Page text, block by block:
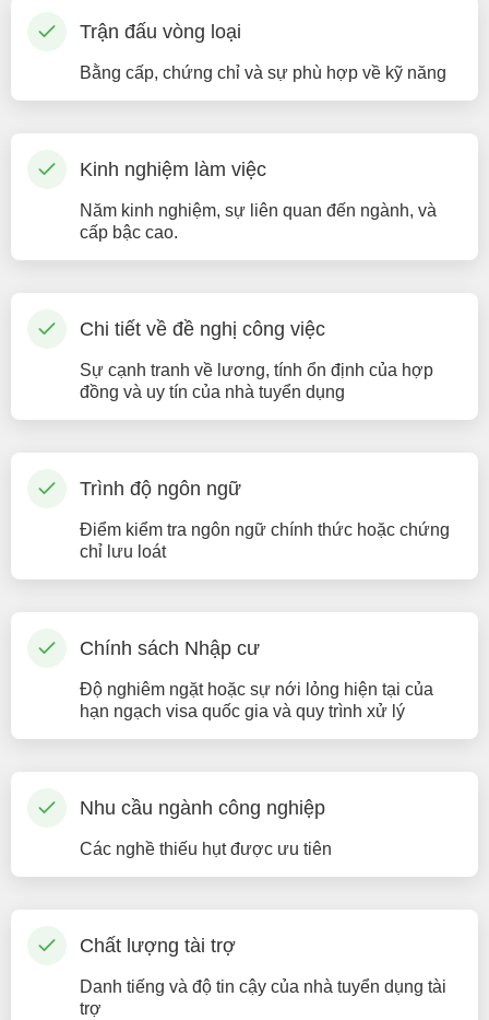
Trận đấu vòng loại
Bằng cấp, chứng chỉ và sự phù hợp về kỹ năng
Kinh nghiệm làm việc
Năm kinh nghiệm, sự liên quan đến ngành, và
cấp bậc cao.
Chi tiết về đề nghị công việc
Sự cạnh tranh về lương, tính ổn định của hợp
đồng và uy tín của nhà tuyển dụng
Trình độ ngôn ngữ
Điểm kiểm tra ngôn ngữ chính thức hoặc chứng
chỉ lưu loát
Chính sách Nhập cư
Độ nghiêm ngặt hoặc sự nới lỏng hiện tại của
hạn ngạch visa quốc gia và quy trình xử lý
Nhu cầu ngành công nghiệp
Các nghề thiếu hụt được ưu tiên
Chất lượng tài trợ
Danh tiếng và độ tin cậy của nhà tuyển dụng tài
trợ